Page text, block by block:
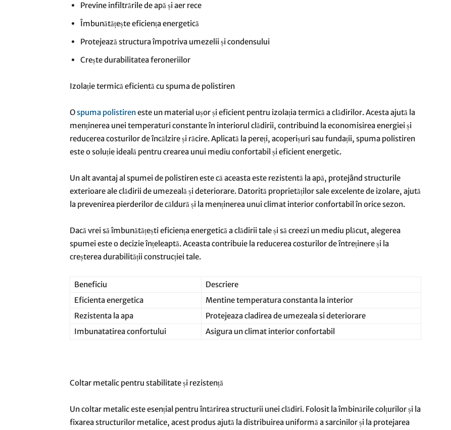
Previne infiltrările de apă și aer rece
Îmbunătățește eficiența energetică
Protejează structura împotriva umezelii și condensului
Crește durabilitatea feroneriilor
Izolație termică eficientă cu spuma de polistiren
Ospuma polistireneste un material ușor și eficient pentru izolația termică a clădirilor. Acesta ajută la
menținerea unei temperaturi constante în interiorul clădirii, contribuind la economisirea energiei și
reducerea costurilor de încălzire și răcire. Aplicată la pereți, acoperișuri sau fundații, spuma polistiren
este o soluție ideală pentru crearea unui mediu confortabil și eficient energetic.
Un alt avantaj al spumei de polistiren este că aceasta este rezistentă la apă, protejând structurile
exterioare ale clădirii de umezeală și deteriorare. Datorită proprietăților sale excelente de izolare, ajută
la prevenirea pierderilor de căldură și la menținerea unui climat interior confortabil în orice sezon.
Dacă vrei să îmbunătățești eficiența energetică a clădirii tale și să creezi un mediu plăcut, alegerea
spumei este o decizie înțeleaptă. Aceasta contribuie la reducerea costurilor de întreținere și la
creșterea durabilității construcției tale.
Beneficiu
Descriere
Eficienta energetica
Mentine temperatura constanta la interior
Rezistenta la apa
Protejeaza cladirea de umezeala si deteriorare
Imbunatatirea confortului
Asigura un climat interior confortabil
Coltar metalic pentru stabilitate și rezistență
Un coltar metalic este esențial pentru întărirea structurii unei clădiri. Folosit la îmbinările colțurilor și la
fixarea structurilor metalice, acest produs ajută la distribuirea uniformă a sarcinilor și la protejarea